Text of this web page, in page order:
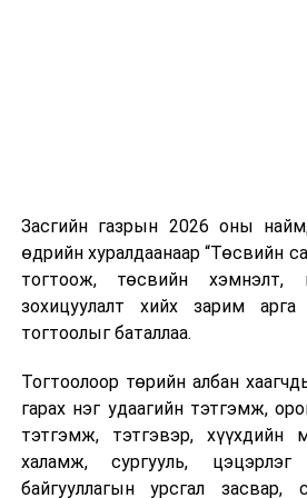
Шинэ хууль Францын зах зээлд
дуудлагын төвүүдэд
Мароккогийн дуудлагын
хувь Францын зах зээлээс
40–50 мянган ажлын байр
Засгийн газрын 2026 оны
өдрийн хуралдаанаар “Төсвийн
тогтоож, төсвийн хэмнэлт,
зохицуулалт хийх зарим
тогтоолыг баталлаа.
Тогтоолоор төрийн албан
гарах нэг удаагийн тэтгэмж,
тэтгэмж, тэтгэвэр, хүүхдийн
халамж, сургууль,
байгууллагын урсгал засвар,